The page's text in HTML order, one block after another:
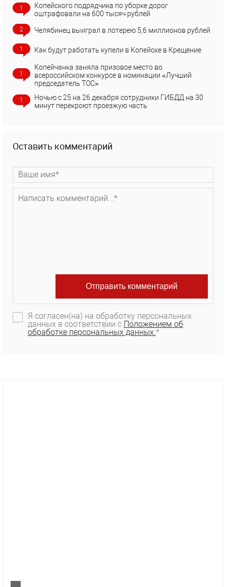
1
Копейского подрядчика по уборке дорог
оштрафовали на 600 тысяч рублей
2 Челябинец выиграл в лотерею 5,6 миллионов рублей
1 Как будут работать купели в Копейске в Крещение
1
Копейчанка заняла призовое место во
всероссийском конкурсе в номинации «Лучший
председатель ТОС»
1
Ночью с 25 на 26 декабря сотрудники ГИБДД на 30
минут перекроют проезжую часть
Оставить комментарий
Я согласен(на) на обработку персональных
данных в соответствии с Положением об
обработке персональных данных. *